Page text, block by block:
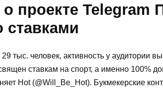
проекте Telegram
ставками
тыс. человек, активность у аудитории
ставкам на спорт, а именно 100%
Hot (@Will_Be_Hot). Букмекерские